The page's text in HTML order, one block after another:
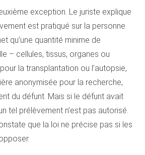
exception. Le juriste explique
est pratiqué sur la personne
qu’une quantité minime de
– cellules, tissus, organes ou
la transplantation ou l’autopsie,
anonymisée pour la recherche,
du défunt. Mais si le défunt avait
tel prélèvement n’est pas autorisé.
que la loi ne précise pas si les